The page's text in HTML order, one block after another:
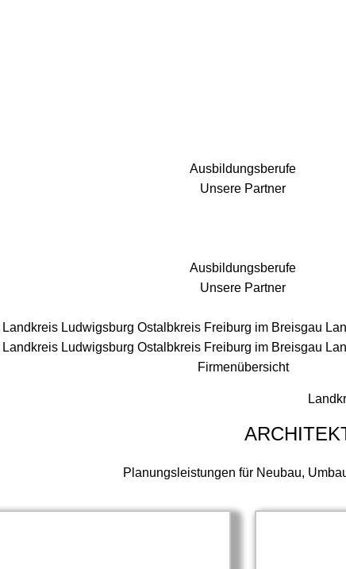
Ausbildungsberufe
Unsere Partner
Ausbildungsberufe
Unsere Partner
Landkreis Ludwigsburg Ostalbkreis Freiburg im Breisgau
Landkreis Ludwigsburg Ostalbkreis Freiburg im Breisgau
Firmenübersicht
Planungsleistungen für Neubau,